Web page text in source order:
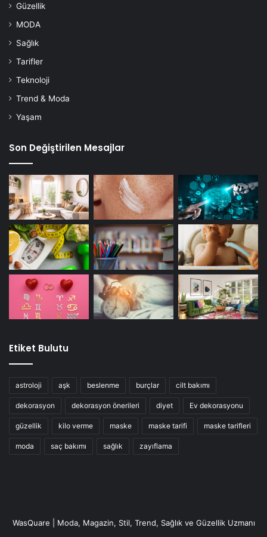
Güzellik
MODA
Sağlık
Tarifler
Teknoloji
Trend & Moda
Yaşam
Son Değiştirilen Mesajlar
Etiket Bulutu
astroloji aşk beslenme burçlar cilt bakımı
dekorasyon dekorasyon önerileri diyet Ev dekorasyonu
güzellik kilo verme maske maske tarifi maske tarifleri
moda saç bakımı sağlık zayıflama
WasQuare | Moda, Magazin, Stil, Trend, Sağlık ve Güzellik Uzmanı